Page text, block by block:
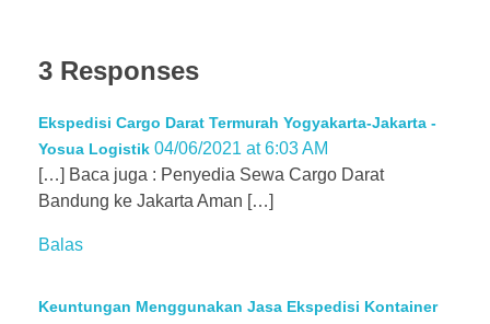
3 Responses
Ekspedisi Cargo Darat Termurah Yogyakarta-Jakarta -
Yosua Logistik 04/06/2021 at 6:03 AM
[…] Baca juga : Penyedia Sewa Cargo Darat
Bandung ke Jakarta Aman […]
Balas
Keuntungan Menggunakan Jasa Ekspedisi Kontainer